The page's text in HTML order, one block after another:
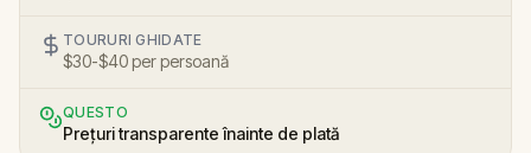
TOURURI GHIDATE
$30-$40 per persoană
QUESTO
Prețuri transparente înainte de plată